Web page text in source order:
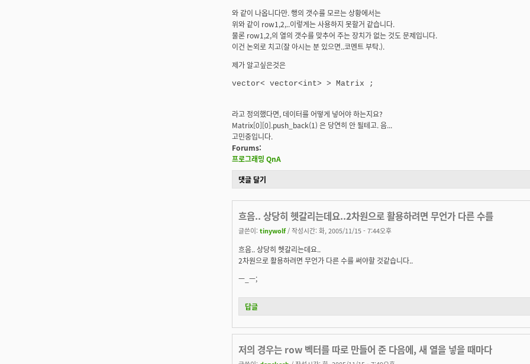
와 같이 나옵니다만. 행의 갯수를 모르는 상황에서는
위와 같이 row1,2,..이렇게는 사용하지 못할거 같습니다.
물론 row1,2,의 열의 갯수를 맞추어 주는 장치가 없는 것도 문제입니다.
이건 논외로 치고(잘 아시는 분 있으면..코멘트 부탁.).
제가 알고싶은것은
라고 정의했다면, 데이터를 어떻게 넣어야 하는지요?
Matrix[0][0].push_back(1) 은 당연히 안 될테고. 음...
고민중입니다.
Forums:
프로그래밍 QnA
댓글 달기
흐음.. 상당히 헷갈리는데요..2차원으로 활용하려면 무언가 다른 수를
글쓴이: tinywolf/ 작성시간: 화, 2005/11/15 - 7:44오후
흐음.. 상당히 헷갈리는데요..
2차원으로 활용하려면 무언가 다른 수를 써야할 것같습니다..
ㅡ_ㅡ;
답글
저의 경우는 row 벡터를 따로 만들어 준 다음에, 새 열을 넣을 때마다